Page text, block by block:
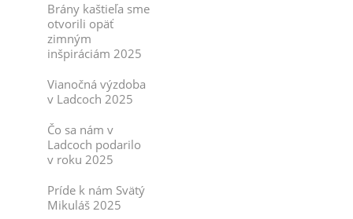
Brány kaštieľa sme
otvorili opäť
zimným
inšpiráciám 2025
Vianočná výzdoba
v Ladcoch 2025
Čo sa nám v
Ladcoch podarilo
v roku 2025
Príde k nám Svätý
Mikuláš 2025